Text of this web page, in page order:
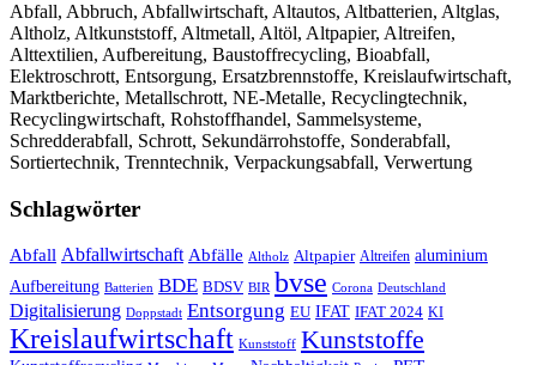
Abfall, Abbruch, Abfallwirtschaft, Altautos, Altbatterien, Altglas,
Altholz, Altkunststoff, Altmetall, Altöl, Altpapier, Altreifen,
Alttextilien, Aufbereitung, Baustoffrecycling, Bioabfall,
Elektroschrott, Entsorgung, Ersatzbrennstoffe, Kreislaufwirtschaft,
Marktberichte, Metallschrott, NE-Metalle, Recyclingtechnik,
Recyclingwirtschaft, Rohstoffhandel, Sammelsysteme,
Schredderabfall, Schrott, Sekundärrohstoffe, Sonderabfall,
Sortiertechnik, Trenntechnik, Verpackungsabfall, Verwertung
Schlagwörter
Abfall Abfallwirtschaft Abfälle Altholz Altpapier Altreifen aluminium
Aufbereitung Batterien BDE BDSV BIR bvse Corona Deutschland
Digitalisierung Doppstadt Entsorgung EU IFAT IFAT 2024 KI
Kreislaufwirtschaft Kunststoff Kunststoffe